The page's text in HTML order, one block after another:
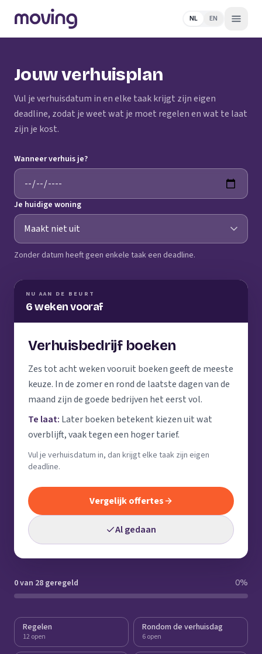
NL EN
Jouw verhuisplan
Vul je verhuisdatum in en elke taak krijgt zijn eigen
deadline, zodat je weet wat je moet regelen en wat te laat
zijn je kost.
Wanneer verhuis je?
Je huidige woning
Zonder datum heeft geen enkele taak een deadline.
NU AAN DE BEURT
6 weken vooraf
Verhuisbedrijf boeken
Zes tot acht weken vooruit boeken geeft de meeste
keuze. In de zomer en rond de laatste dagen van de
maand zijn de goede bedrijven het eerst vol.
Te laat: Later boeken betekent kiezen uit wat
overblijft, vaak tegen een hoger tarief.
Vul je verhuisdatum in, dan krijgt elke taak zijn eigen
deadline.
Vergelijk offertes
Al gedaan
0 van 28 geregeld 0%
Regelen
12 open
Rondom de verhuisdag
6 open